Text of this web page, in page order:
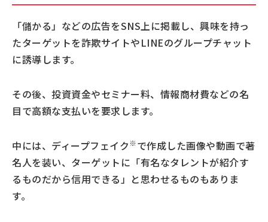
「儲かる」などの広告をSNS上に掲載し、興味を持っ
たターゲットを詐欺サイトやLINEのグループチャット
に誘導します。
その後、投資資金やセミナー料、情報商材費などの名
目で高額な支払いを要求します。
中には、ディープフェイク※で作成した画像や動画で著
名人を装い、ターゲットに「有名なタレントが紹介す
るものだから信用できる」と思わせるものもありま
す。